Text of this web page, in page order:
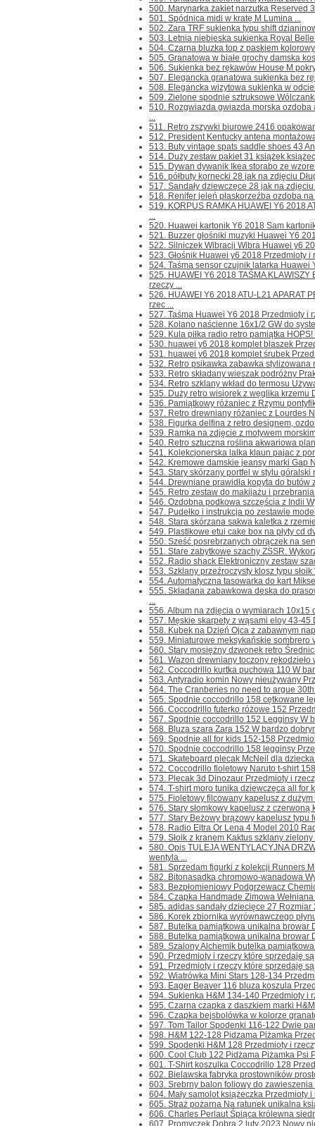
500. Marynarka żakiet narzutka Reserved
501. Spódnica midi w kratę M Lumina ...
502. Zara TRF sukienka typu shift
503. Letnia niebieska sukienka Royal
504. Czarna bluzka top z paskiem
505. Granatowa w białe grochy damska
506. Sukienka bez rękawów House M
507. Elegancka granatowa sukienka bez
508. Elegancka wizytowa sukienka w
509. Zielone spodnie sztruksowe
510. Rozgwiazda gwiazda morska ozdoba
...
511. Retro zszywki biurowe 2416
512. President Kentucky antena
513. Buty vintage spats saddle shoes 43
514. Duży zestaw pakiet 31 książek
515. Dywan dywanik Ikea storabo ze
516. półbuty kornecki 28 jak na zdjęciu
517. Sandały dziewczęce 28 jak na
518. Renifer jeleń płaskorzeźba ozdoba na
519. KORPUS RAMKA HUAWEI Y6 2018
...
520. Huawei kartonik Y6 2018 Sam
521. Buzzer głośniki muzyki Huawei Y6
522. Silniczek Wibracji Wibra Huawei y6
523. Głośnik Huawei y6 2018 Przedmioty i
524. Taśma sensor czujnik latarka Huawei
525. HUAWEI Y6 2018 TAŚMA KLAWISZY
rzeczy ...
526. HUAWEI Y6 2018 ATU-L21 APARAT
rzec ...
527. Taśma Huawei Y6 2018 Przedmioty i
528. Kolano naścienne 16x1/2 GW do
529. Kula piłka radio retro pamiątka
530. huawei y6 2018 komplet blaszek
531. huawei y6 2018 komplet śrubek
532. Retro psikawka zabawka stylizowana
533. Retro składany wieszak podróżny
534. Retro szklany wkład do termosu
535. Duży retro wisiorek z węglika krzemu
536. Pamiątkowy różaniec z Rzymu
537. Retro drewniany różaniec z Lourdes
538. Figurka delfina z retro designem,
539. Ramka na zdjęcie z motywem
540. Retro sztuczna roślina akwariowa
541. Kolekcjonerska lalka klaun pajac z
542. Kremowe damskie jeansy marki Gap
543. Stary skórzany portfel w stylu góralski
544. Drewniane prawidła kopyta do butów
545. Retro zestaw do makijażu i
546. Ozdobna podkowa szczęścia z Indii
547. Pudełko i instrukcja po zestawie
548. Stara skórzana sakwa kaletka z
549. Plastikowe etui cake box na płyty cd
550. Sześć posrebrzanych obrączek na
551. Stare zabytkowe szachy ZSSR.
552. Radio shack Elektroniczny zestaw
553. Szklany przeźroczysty klosz typu
554. Automatyczna tasowarka do kart
555. Składana zabawkowa deska do
...
556. Album na zdjęcia o wymiarach 10x15
557. Męskie skarpety z wąsami eloy 43-45
558. Kubek na Dzień Ojca z zabawnym
559. Miniaturowe meksykańskie sombrero
560. Stary mosiężny dzwonek retro
561. Wazon drewniany toczony rękodzieło
562. Coccodrillo kurtka puchowa 110 W
563. Antyradio komin Nowy nieużywany
564. The Cranberies no need to argue
565. Spodnie coccodrillo 158 cętkowane
566. Coccodrillo futerko różowe 152
567. Spodnie coccodrillo 152 Legginsy W
568. Bluza szara Zara 152 W bardzo
569. Spodnie all for kids 152-158
570. Spodnie coccodrillo 158 legginsy
571. Skateboard plecak McNeil dla
572. Coccodrillo fioletowy Naruto t-shirt
573. Plecak 3d Dinozaur Przedmioty i
574. T-shirt moro tunika dziewczęca all for
575. Fioletowy filcowany kapelusz z
576. Stary słomkowy kapelusz z czerwoną
577. Stary Beżowy brązowy kapelusz typu
578. Radio Eltra Or Lena 4 Model 2010
579. Słoik z kranem Kaktus szklany
580. Opis TULEJA WENTYLACYJNA
wentyla ...
581. Sprzedam figurki z kolekcji Runners
582. Bitonasadka chromowo-wanadowa
583. Bezpłomieniowy Podgrzewacz
584. Czapka Handmade Zimowa
585. adidas sandały dziecięce 27 Rozmiar
586. Korek zbiornika wyrównawczego
587. Butelka pamiątkowa unikalna browar
588. Butelka pamiątkowa unikalna browar
589. Szalony Alchemik butelka
590. Przedmioty i rzeczy które sprzedaję
591. Przedmioty i rzeczy które sprzedaję
592. Wiatrówka Mini Stars 128-134
593. Eager Beaver 116 bluza koszula
594. Sukienka H&M 134-140 Przedmioty i
595. Czarna czapka z daszkiem marki
596. Czapka bejsbolówka w kolorze
597. Tom Tailor Spodenki 116-122 Dwie
598. H&M 122-128 Pidzama Piżamka
599. Spodenki H&M 128 Przedmioty i
600. Cool Club 122 Pidżama Piżamka Psi
601. T-Shirt koszulka Coccodrillo 128
602. Bielawska fabryka prostowników
603. Srebrny balon foliowy do
604. Mały samolot książeczka Przedmioty
605. Straż pożarna Na ratunek unikalna
606. Charles Perlaut Śpiąca królewna
607. Promyczek Dobra 2 luty 2023 Nowy